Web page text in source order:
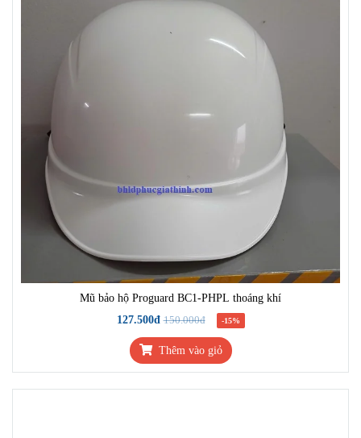
Mũ bảo hộ Proguard BC1-PHPL thoáng khí
127.500đ 150.000đ -15%
Thêm vào giỏ